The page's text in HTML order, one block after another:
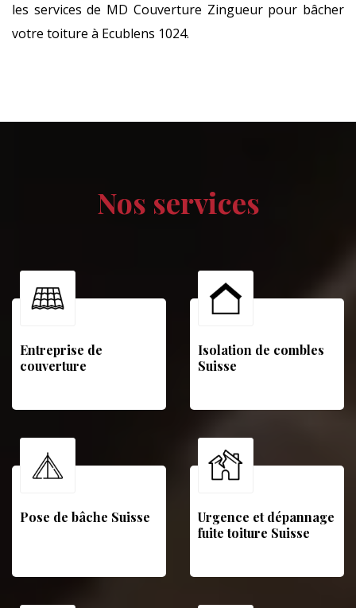
les services de MD Couverture Zingueur pour bâcher
votre toiture à Ecublens 1024.
Nos services
Entreprise de
couverture
Isolation de combles
Suisse
Pose de bâche Suisse
Urgence et dépannage
fuite toiture Suisse